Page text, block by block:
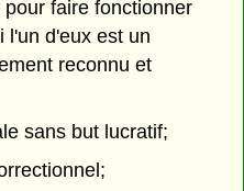
faire fonctionner
l'un d'eux est un
reconnu et
sans but lucratif;